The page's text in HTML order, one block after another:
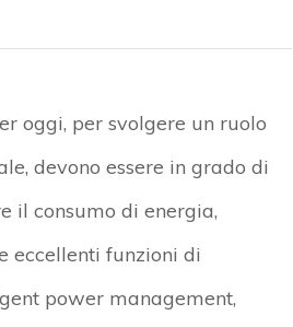
oggi, per svolgere un ruolo
devono essere in grado di
il consumo di energia,
eccellenti funzioni di
power management,